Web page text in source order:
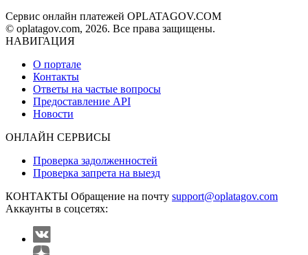
Сервис онлайн платежей OPLATAGOV.COM
© oplatagov.com, 2026. Все права защищены.
НАВИГАЦИЯ
О портале
Контакты
Ответы на частые вопросы
Предоставление API
Новости
ОНЛАЙН СЕРВИСЫ
Проверка задолженностей
Проверка запрета на выезд
КОНТАКТЫ Обращение на почту support@oplatagov.com
Аккаунты в соцсетях: